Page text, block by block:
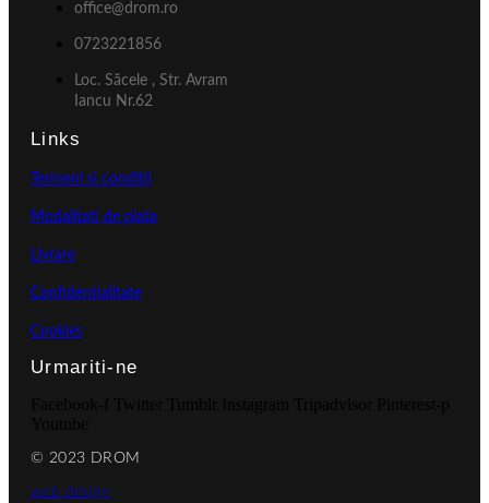
office@drom.ro
0723221856
Loc. Săcele , Str. Avram
Iancu Nr.62
Links
Termeni si conditii
Modalitati de plata
Livrare
Confidentialitate
Cookies
Urmariti-ne
© 2023 DROM
web design